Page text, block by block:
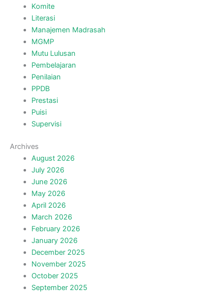
Komite
Literasi
Manajemen Madrasah
MGMP
Mutu Lulusan
Pembelajaran
Penilaian
PPDB
Prestasi
Puisi
Supervisi
Archives
August 2026
July 2026
June 2026
May 2026
April 2026
March 2026
February 2026
January 2026
December 2025
November 2025
October 2025
September 2025